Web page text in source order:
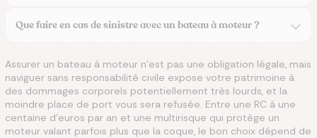
Que faire en cas de sinistre avec un bateau à moteur ?
Assurer un bateau à moteur n'est pas une obligation légale, mais
naviguer sans responsabilité civile expose votre patrimoine à
des dommages corporels potentiellement très lourds, et la
moindre place de port vous sera refusée. Entre une RC à une
centaine d'euros par an et une multirisque qui protège un
moteur valant parfois plus que la coque, le bon choix dépend de